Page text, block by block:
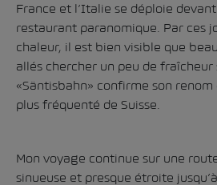
France et l’Italie se déploie
restaurant paranomique. Par ces
chaleur, il est bien visible que
allés chercher un peu de fraîcheur
«Säntisbahn» confirme son
plus fréquenté de Suisse.
Mon voyage continue sur une
sinueuse et presque étroite